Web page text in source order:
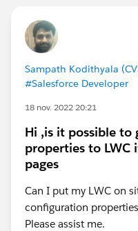
Sampath Kodithyala
#Salesforce Developer
18 nov. 2022 20:21
Hi ,is it possible to
properties to LWC
pages
Can I put my LWC on
configuration
Please assist me.